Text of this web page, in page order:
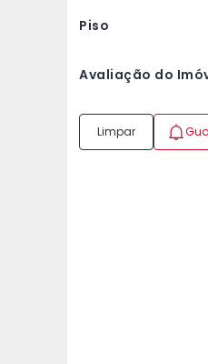
Piso
Avaliação do
Limpar